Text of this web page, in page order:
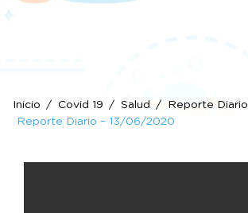
Inicio Covid 19 Salud
Reporte Diario
Reporte Diario – 13/06/2020